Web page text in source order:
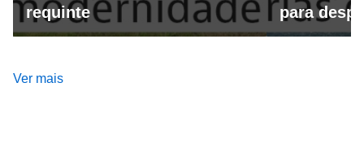
requinte
para
Ver mais